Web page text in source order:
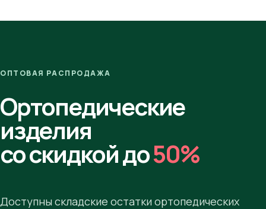
ОПТОВАЯ РАСПРОДАЖА
Ортопедические
изделия
со скидкой до50%
Доступны складские остатки ортопедических